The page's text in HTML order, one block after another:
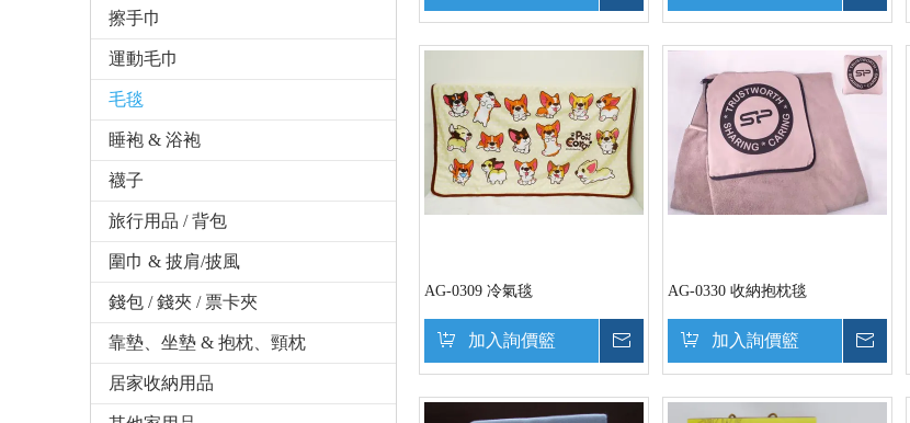
擦手巾
運動毛巾
毛毯
睡袍 & 浴袍
襪子
旅行用品 / 背包
圍巾 & 披肩/披風
錢包 / 錢夾 / 票卡夾
靠墊、坐墊 & 抱枕、頸枕
居家收納用品
AG-0309 冷氣毯
加入詢價籃
AG-0330 收納抱枕毯
加入詢價籃